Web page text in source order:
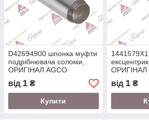
D42694900 шпонка муфти
подрібнювача соломи,
ОРИГІНАЛ AGCO
від 1 ₴
Купити
ОРИГІНАЛ
від 1₴